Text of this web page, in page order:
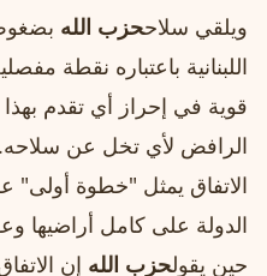
ويلقي سلاححزب الله
اللبنانية باعتباره نقطة
قوية في إحراز أي تقدم
الرافض لأي تخل عن سلاحه.
الاتفاق يمثل "خطوة أولى"
الدولة على كامل أراضيها
حين يقولحزب الله إن